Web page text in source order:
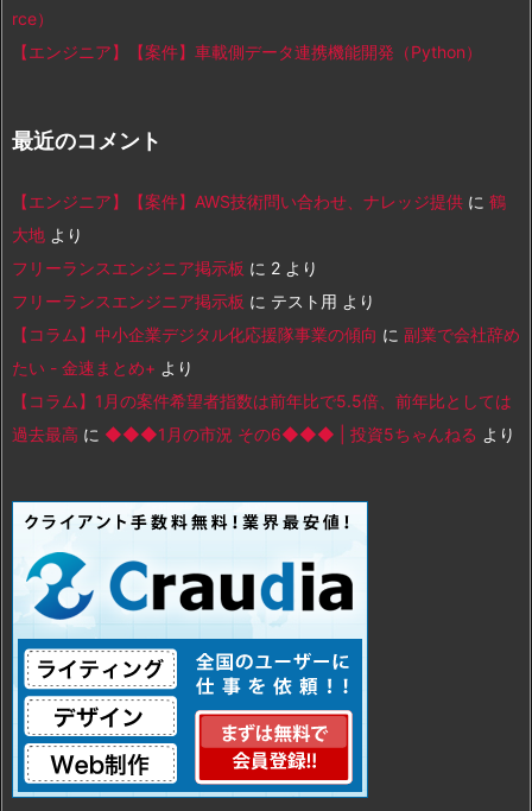
rce）
【エンジニア】【案件】車載側データ連携機能開発（Python）
最近のコメント
【エンジニア】【案件】AWS技術問い合わせ、ナレッジ提供 に 鶴
大地 より
フリーランスエンジニア掲示板 に 2 より
フリーランスエンジニア掲示板 に テスト用 より
【コラム】中小企業デジタル化応援隊事業の傾向 に 副業で会社辞め
たい - 金速まとめ+ より
【コラム】1月の案件希望者指数は前年比で5.5倍、前年比としては
過去最高 に ◆◆◆1月の市況 その6◆◆◆ | 投資5ちゃんねる より